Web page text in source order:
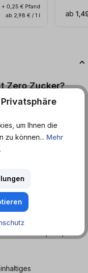
+ 0,25 € Pfand
ab 2,98 € / 1 l
ab
Zero Zucker?
perfekter Begleiter,
oder einer
Monster Zero schenkt
sondern punktet auch
Geschmack.
12er Tray verfügbar.
gönnen willst,
den Einzelpreis,
um Ihnen die
zu können... Mehr
.